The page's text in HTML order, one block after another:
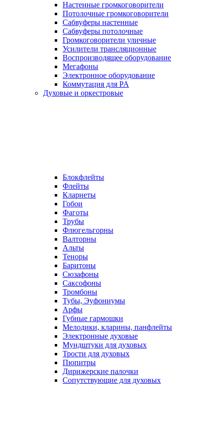
Настенные громкоговорители
Потолочные громкоговорители
Сабвуферы настенные
Сабвуферы потолочные
Громкоговорители уличные
Усилители трансляционные
Воспроизводящее оборудование
Мегафоны
Электронное оборудование
Коммутация для PA
Духовые и оркестровые
Блокфлейты
Флейты
Кларнеты
Гобои
Фаготы
Трубы
Флюгельгорны
Валторны
Альты
Теноры
Баритоны
Сюзафоны
Саксофоны
Тромбоны
Тубы, Эуфониумы
Арфы
Губные гармошки
Мелодики, кларины, панфлейты
Электронные духовые
Мундштуки для духовых
Трости для духовых
Пюпитры
Дирижерские палочки
Сопутствующие для духовых